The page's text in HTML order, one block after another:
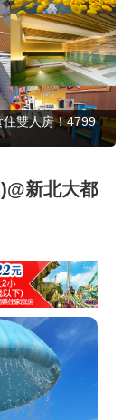
雙人房！4799
新北大都